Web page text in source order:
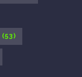
(53)